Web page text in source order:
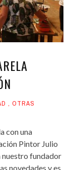
, OTRAS
con una
Pintor Julio
nuestro fundador
novedades y es